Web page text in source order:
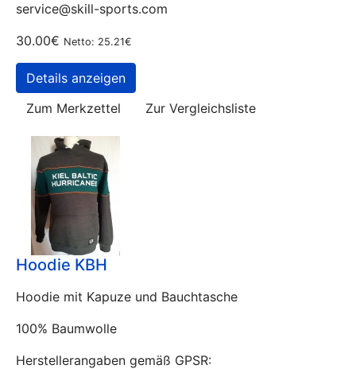
service@skill-sports.com
30.00€ Netto: 25.21€
Details anzeigen
Zum Merkzettel
Zur Vergleichsliste
Hoodie KBH
Hoodie mit Kapuze und Bauchtasche
100% Baumwolle
Herstellerangaben gemäß GPSR: